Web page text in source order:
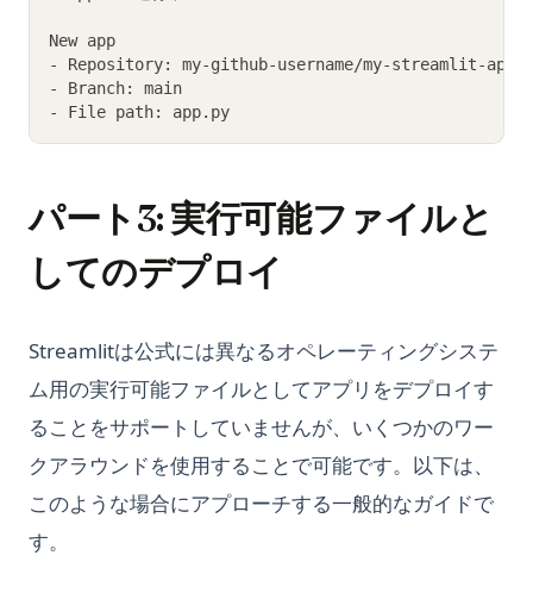
New app
- Repository: my-github-username/my-streamlit-app
- Branch: main
- File path: app.py
パート3: 実行可能ファイルと
してのデプロイ
Streamlitは公式には異なるオペレーティングシステ
ム用の実行可能ファイルとしてアプリをデプロイす
ることをサポートしていませんが、いくつかのワー
クアラウンドを使用することで可能です。以下は、
このような場合にアプローチする一般的なガイドで
す。